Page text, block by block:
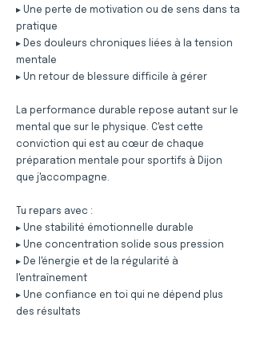
▸ Une perte de motivation ou de sens dans ta
pratique
▸ Des douleurs chroniques liées à la tension
mentale
▸ Un retour de blessure difficile à gérer
La performance durable repose autant sur le
mental que sur le physique. C'est cette
conviction qui est au cœur de chaque
préparation mentale pour sportifs à Dijon
que j'accompagne.
Tu repars avec :
▸ Une stabilité émotionnelle durable
▸ Une concentration solide sous pression
▸ De l'énergie et de la régularité à
l'entraînement
▸ Une confiance en toi qui ne dépend plus
des résultats